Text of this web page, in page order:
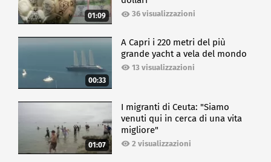
01:09 36 visualizzazioni
00:33
A Capri i 220 metri del più
grande yacht a vela del mondo
13 visualizzazioni
01:07
I migranti di Ceuta: "Siamo
venuti qui in cerca di una vita
migliore"
2 visualizzazioni